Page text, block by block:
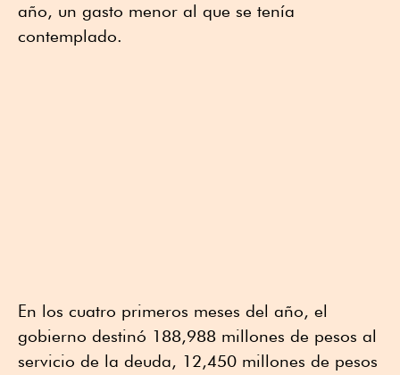
año, un gasto menor al que se tenía
contemplado.
En los cuatro primeros meses del año, el
gobierno destinó 188,988 millones de pesos al
servicio de la deuda, 12,450 millones de pesos